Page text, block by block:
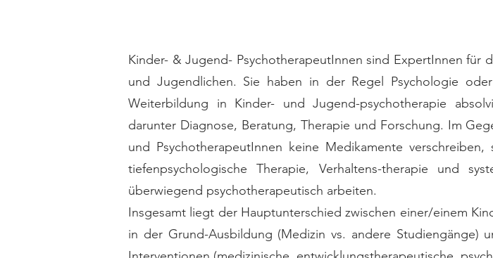
Kinder- & Jugend- PsychotherapeutInnen sind ExpertInnen für
und Jugendlichen. Sie haben in der Regel Psychologie
Weiterbildung in Kinder- und Jugend-psychotherapie
darunter Diagnose, Beratung, Therapie und Forschung. Im
und PsychotherapeutInnen keine Medikamente
tiefenpsychologische Therapie, Verhaltens-therapie und
überwiegend psychotherapeutisch arbeiten.
Insgesamt liegt der Hauptunterschied zwischen einer/einem
in der Grund-Ausbildung (Medizin vs. andere Studiengänge)